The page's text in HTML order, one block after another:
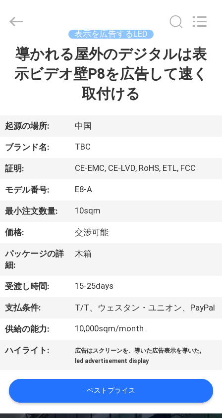
ダ
ク
ト
シ
ョ
ー
私
達
に
つ
て
Topbright
Creation
Reserved.
表示を広告するLED
導かれる屋外のデジタルは表
示ビデオ壁P8を広告して速く
取付ける
起源の場所: 中国
ブランド名: TBC
証明: CE-EMC, CE-LVD, RoHS, ETL, FCC
モデル番号: E8-A
最小注文数量: 10sqm
価格: 交渉可能
パッケージの詳
細:
木箱
受渡し時間: 15-25days
支払条件: T/T、ウェスタン・ユニオン、PayPal
供給の能力: 10,000sqm/month
ハイライト: 広告はスクリーンを、導いた広告表示を導いた,
led advertisement display
ベストプライス